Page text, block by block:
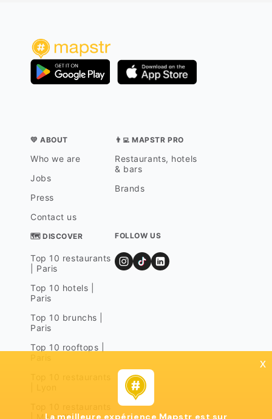
💛 ABOUT
Who we are
Jobs
Press
Contact us
👨‍💻 MAPSTR PRO
Restaurants, hotels
& bars
Brands
🗺 DISCOVER
Top 10 restaurants
| Paris
Top 10 hotels |
Paris
Top 10 brunchs |
Paris
Top 10 rooftops |
| Marseille
FOLLOW US
x
La meilleure expérience Mapstr est sur